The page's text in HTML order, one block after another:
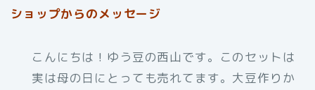
ショップからのメッセージ
こんにちは！ゆう豆の西山です。このセットは
実は母の日にとっても売れてます。大豆作りか